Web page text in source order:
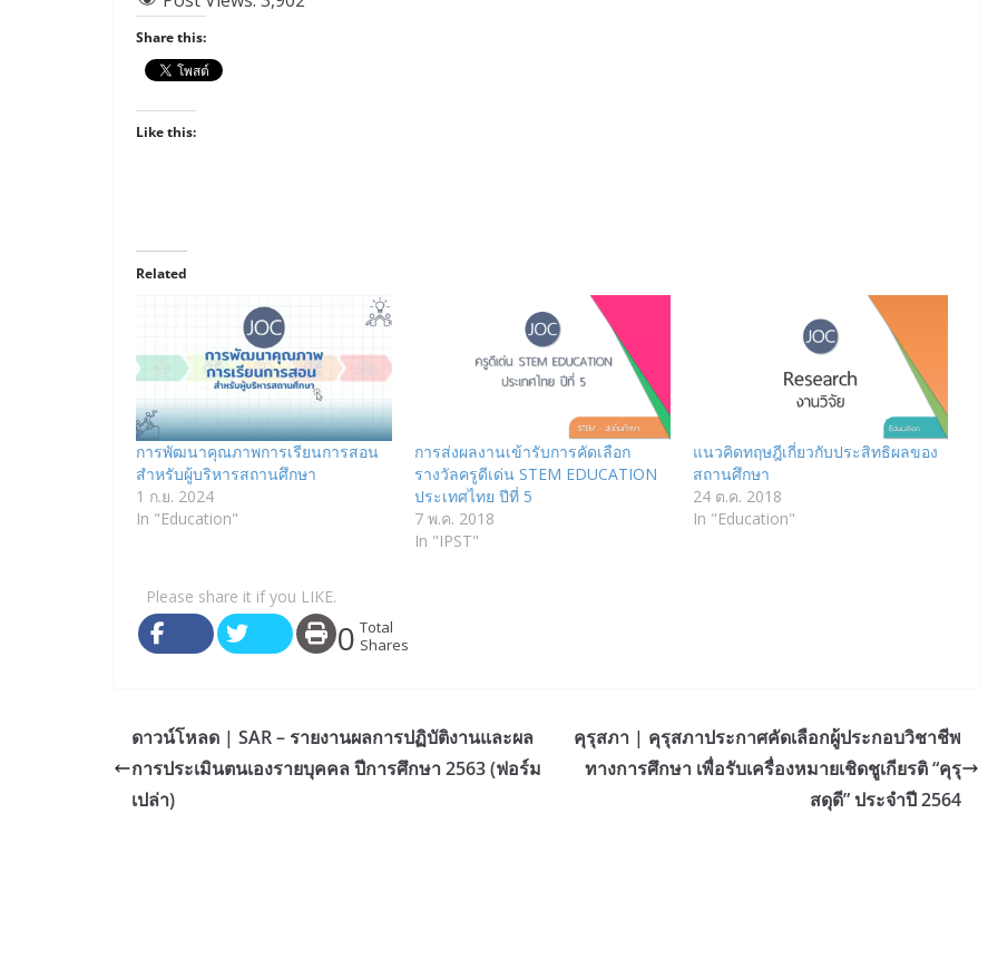
Share this:
Like this:
Related
การพัฒนาคุณภาพการเรียนการสอน
สำหรับผู้บริหารสถานศึกษา
1 ก.ย. 2024
In "Education"
การส่งผลงานเข้ารับการคัดเลือก
รางวัลครูดีเด่น STEM EDUCATION
ประเทศไทย ปีที่ 5
7 พ.ค. 2018
In "IPST"
แนวคิดทฤษฎีเกี่ยวกับประสิทธิผลของ
สถานศึกษา
24 ต.ค. 2018
In "Education"
Please share it if you LIKE.
0 Total
Shares
ดาวน์โหลด | SAR – รายงานผลการปฏิบัติงานและผล
การประเมินตนเองรายบุคคล ปีการศึกษา 2563 (ฟอร์ม
เปล่า)
คุรุสภา | คุรุสภาประกาศคัดเลือกผู้ประกอบวิชาชีพ
ทางการศึกษา เพื่อรับเครื่องหมายเชิดชูเกียรติ “คุรุ
สดุดี” ประจำปี 2564